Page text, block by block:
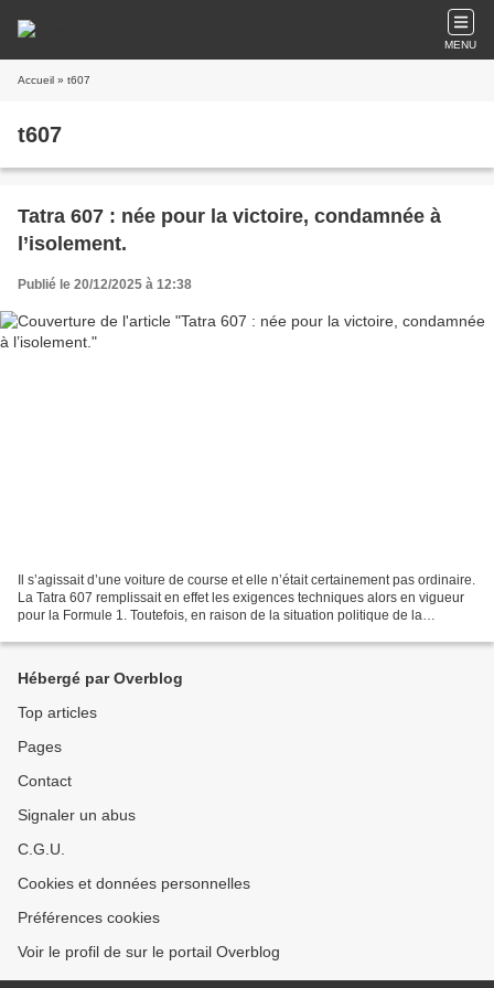
MENU
Accueil » t607
t607
Tatra 607 : née pour la victoire, condamnée à
l’isolement.
Publié le 20/12/2025 à 12:38
Il s’agissait d’une voiture de course et elle n’était certainement pas ordinaire.
La Tatra 607 remplissait en effet les exigences techniques alors en vigueur
pour la Formule 1. Toutefois, en raison de la situation politique de la
Hébergé par Overblog
Top articles
Pages
Contact
Signaler un abus
C.G.U.
Cookies et données personnelles
Préférences cookies
Voir le profil de sur le portail Overblog